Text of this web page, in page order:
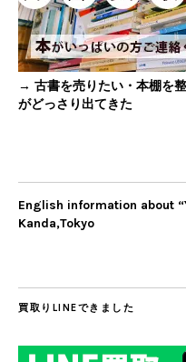
→ 古書を売りたい・本棚を
がどっさり出てきた
English information about
Kanda,Tokyo
買取りLINEできました